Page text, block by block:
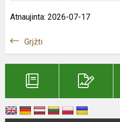
Atnaujinta: 2026-07-17
Grįžti